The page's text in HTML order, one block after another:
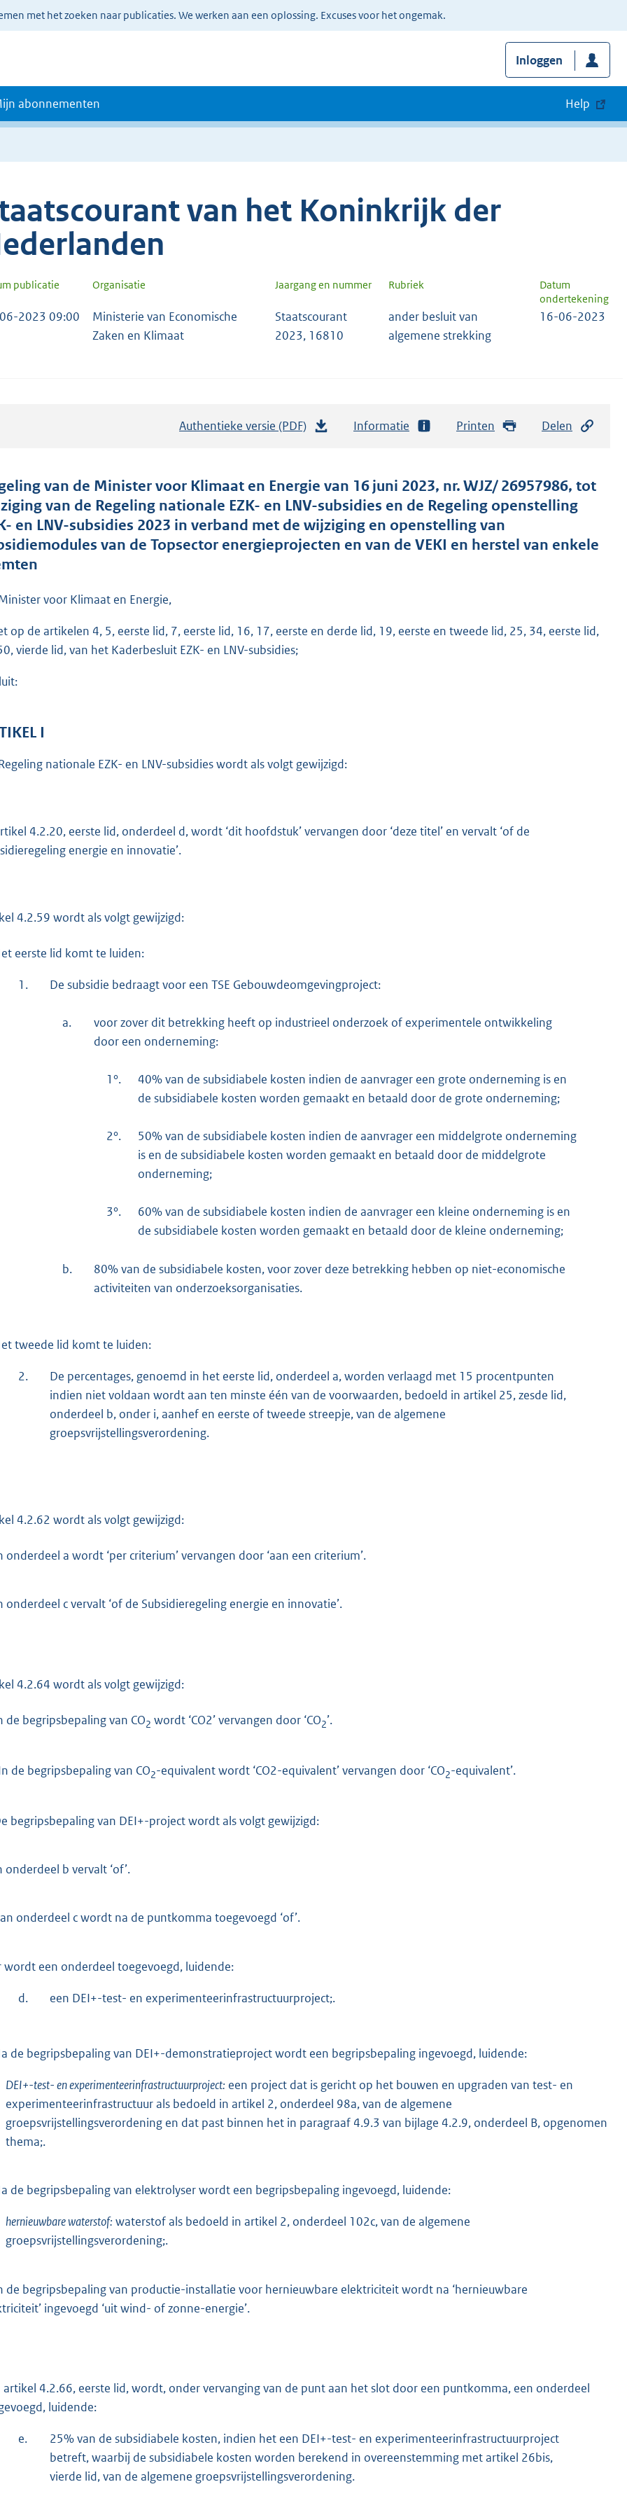
met het zoeken naar publicaties. We werken aan een oplossing. Excuses voor het ongemak.
Inloggen
abonnementen Help
van het Koninkrijk der
publicatie Organisatie Jaargang en nummer Rubriek
Datum
ondertekening
2023 09:00
Ministerie van Economische
Zaken en Klimaat
Staatscourant
2023, 16810
ander besluit van
algemene strekking
16-06-2023
Authentieke versie (PDF)
t
a
n
d
o
7
Informatie Printen Delen
van de Minister voor Klimaat en Energie van 16 juni 2023, nr. WJZ/ 26957986, tot
van de Regeling nationale EZK- en LNV-subsidies en de Regeling openstelling
en LNV-subsidies 2023 in verband met de wijziging en openstelling van
van de Topsector energieprojecten en van de VEKI en herstel van enkele
voor Klimaat en Energie,
op de artikelen 4, 5, eerste lid, 7, eerste lid, 16, 17, eerste en derde lid, 19, eerste en tweede lid, 25, 34, eerste lid,
vierde lid, van het Kaderbesluit EZK- en LNV-subsidies;
I
nationale EZK- en LNV-subsidies wordt als volgt gewijzigd:
4.2.20, eerste lid, onderdeel d, wordt ‘dit hoofdstuk’ vervangen door ‘deze titel’ en vervalt ‘of de
energie en innovatie’.
4.2.59 wordt als volgt gewijzigd:
eerste lid komt te luiden:
1. De subsidie bedraagt voor een TSE Gebouwdeomgevingproject:
a.
voor zover dit betrekking heeft op industrieel onderzoek of experimentele ontwikkeling
door een onderneming:
1°.
40% van de subsidiabele kosten indien de aanvrager een grote onderneming is en
de subsidiabele kosten worden gemaakt en betaald door de grote onderneming;
2°.
50% van de subsidiabele kosten indien de aanvrager een middelgrote onderneming
is en de subsidiabele kosten worden gemaakt en betaald door de middelgrote
onderneming;
3°.
60% van de subsidiabele kosten indien de aanvrager een kleine onderneming is en
de subsidiabele kosten worden gemaakt en betaald door de kleine onderneming;
b.
80% van de subsidiabele kosten, voor zover deze betrekking hebben op niet-economische
activiteiten van onderzoeksorganisaties.
tweede lid komt te luiden:
2.
De percentages, genoemd in het eerste lid, onderdeel a, worden verlaagd met 15 procentpunten
indien niet voldaan wordt aan ten minste één van de voorwaarden, bedoeld in artikel 25, zesde lid,
onderdeel b, onder i, aanhef en eerste of tweede streepje, van de algemene
groepsvrijstellingsverordening.
4.2.62 wordt als volgt gewijzigd:
onderdeel a wordt ‘per criterium’ vervangen door ‘aan een criterium’.
onderdeel c vervalt ‘of de Subsidieregeling energie en innovatie’.
4.2.64 wordt als volgt gewijzigd:
de begripsbepaling van CO2 wordt ‘CO2’ vervangen door ‘CO2’.
de begripsbepaling van CO2-equivalent wordt ‘CO2-equivalent’ vervangen door ‘CO2-equivalent’.
begripsbepaling van DEI+-project wordt als volgt gewijzigd:
b vervalt ‘of’.
onderdeel c wordt na de puntkomma toegevoegd ‘of’.
wordt een onderdeel toegevoegd, luidende:
d. een DEI+-test- en experimenteerinfrastructuurproject;.
de begripsbepaling van DEI+-demonstratieproject wordt een begripsbepaling ingevoegd, luidende:
DEI+-test- en experimenteerinfrastructuurproject: een project dat is gericht op het bouwen en upgraden van test- en
experimenteerinfrastructuur als bedoeld in artikel 2, onderdeel 98a, van de algemene
groepsvrijstellingsverordening en dat past binnen het in paragraaf 4.9.3 van bijlage 4.2.9, onderdeel B, opgenomen
thema;.
de begripsbepaling van elektrolyser wordt een begripsbepaling ingevoegd, luidende:
hernieuwbare waterstof: waterstof als bedoeld in artikel 2, onderdeel 102c, van de algemene
groepsvrijstellingsverordening;.
de begripsbepaling van productie-installatie voor hernieuwbare elektriciteit wordt na ‘hernieuwbare
ingevoegd ‘uit wind- of zonne-energie’.
artikel 4.2.66, eerste lid, wordt, onder vervanging van de punt aan het slot door een puntkomma, een onderdeel
luidende:
e.
25% van de subsidiabele kosten, indien het een DEI+-test- en experimenteerinfrastructuurproject
betreft, waarbij de subsidiabele kosten worden berekend in overeenstemming met artikel 26bis,
vierde lid, van de algemene groepsvrijstellingsverordening.